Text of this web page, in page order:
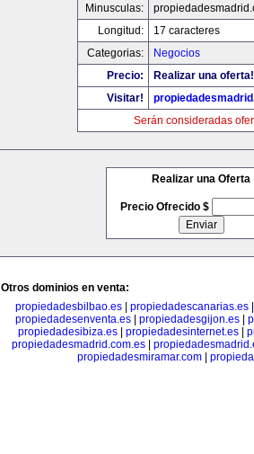
Minusculas:
Longitud:
17 caracteres
Categorias:
Negocios
Precio:
Realizar una oferta!
Visitar!
Serán consideradas
Realizar una Oferta
Precio Ofrecido $
Otros dominios en venta:
propiedadesbilbao.es| propiedadescanarias.es
propiedadesenventa.es
propiedadesgijon.es
propiedadesibiza.es
propiedadesinternet.es
propiedadesmadrid.com.es
propiedadesmiramar.com